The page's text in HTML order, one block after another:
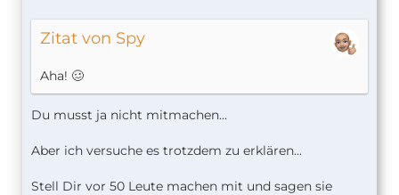
Zitat von Spy
Aha! 🥴
Du musst ja nicht mitmachen...
Aber ich versuche es trotzdem zu erklären...
Stell Dir vor 50 Leute machen mit und sagen sie